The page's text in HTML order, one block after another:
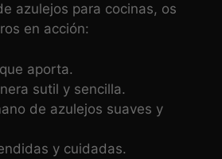
azulejos para cocinas, os
en acción:
aporta.
sutil y sencilla.
de azulejos suaves y
y cuidadas.